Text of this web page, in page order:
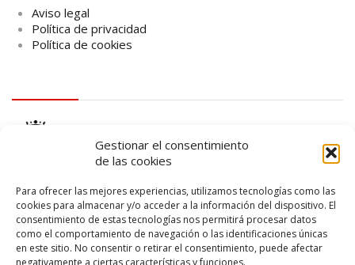
Gestionar el consentimiento
de las cookies
Para ofrecer las mejores experiencias, utilizamos tecnologías como las
cookies para almacenar y/o acceder a la información del dispositivo. El
consentimiento de estas tecnologías nos permitirá procesar datos
como el comportamiento de navegación o las identificaciones únicas
en este sitio. No consentir o retirar el consentimiento, puede afectar
negativamente a ciertas características y funciones.
Aviso legal
Política de privacidad
Política de cookies
logo SID